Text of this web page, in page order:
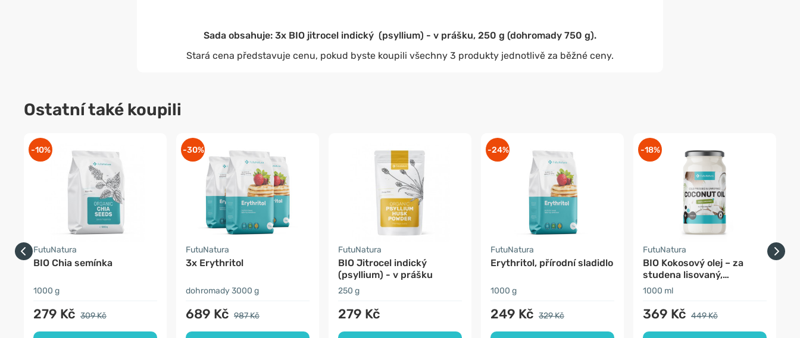
Sada obsahuje: 3x BIO jitrocel indický (psyllium) - v prášku, 250 g (dohromady 750 g).
Stará cena představuje cenu, pokud byste koupili všechny 3 produkty jednotlivě za běžné ceny.
Ostatní také koupili
-10%
FutuNatura
BIO Chia semínka
1000 g
279 Kč 309 Kč
-30%
FutuNatura
3x Erythritol
dohromady 3000 g
689 Kč 987 Kč
FutuNatura
BIO Jitrocel indický
(psyllium) - v prášku
250 g
279 Kč
-24%
FutuNatura
Erythritol, přírodní sladidlo
1000 g
249 Kč 329 Kč
-18%
FutuNatura
BIO Kokosový olej – za
studena lisovaný,
nerafinovaný
1000 ml
369 Kč 449 Kč